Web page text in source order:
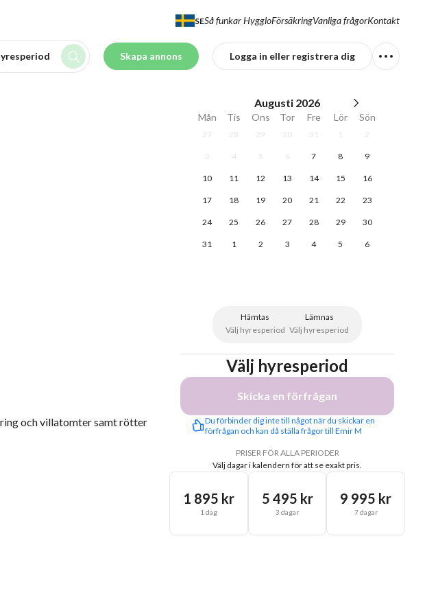
SESå funkar HyggloFörsäkringVanliga frågorKontakt
Skapa annons Logga in eller registrera dig
och villatomter samt rötter
Augusti 2026
Mån Tis Ons Tor Fre Lör Sön
27 28 29 30 31 1 2
3 4 5 6 7 8 9
10 11 12 13 14 15 16
17 18 19 20 21 22 23
24 25 26 27 28 29 30
31 1 2 3 4 5 6
Hämtas
Välj hyresperiod
Lämnas
Välj hyresperiod
Välj hyresperiod
Skicka en förfrågan
Du förbinder dig inte till något när du skickar en
förfrågan och kan då ställa frågor till Emir M
PRISER FÖR ALLA PERIODER
Välj dagar i kalendern för att se exakt pris.
1 895 kr
1 dag
5 495 kr
3 dagar
9 995 kr
7 dagar